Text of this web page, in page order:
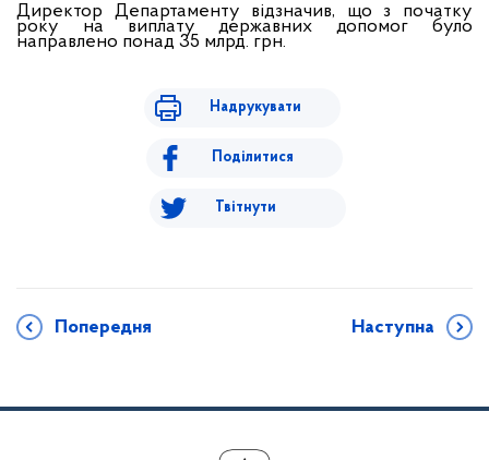
Директор Департаменту відзначив, що з початку
року на виплату державних допомог було
направлено понад 35 млрд. грн.
Надрукувати
Поділитися
Твітнути
Попередня Наступна